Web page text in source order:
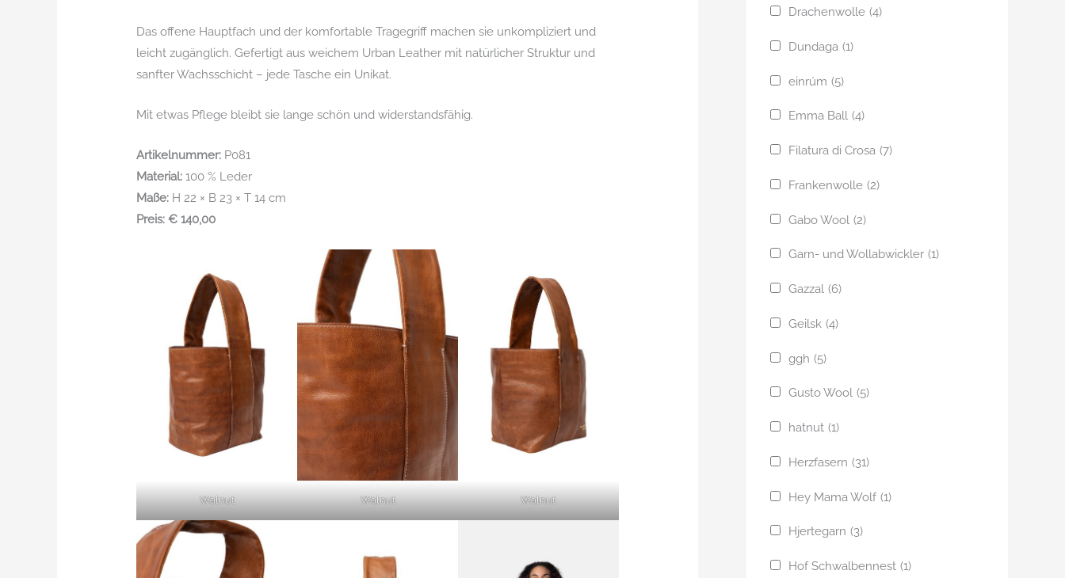
Das offene Hauptfach und der komfortable Tragegriff machen sie unkompliziert und
leicht zugänglich. Gefertigt aus weichem Urban Leather mit natürlicher Struktur und
sanfter Wachsschicht – jede Tasche ein Unikat.
Mit etwas Pflege bleibt sie lange schön und widerstandsfähig.
Artikelnummer: P081
Material: 100 % Leder
Maße: H 22 × B 23 × T 14 cm
Preis: € 140,00
Walnut Walnut Walnut
Drachenwolle (4)
Dundaga (1)
einrúm (5)
Emma Ball (4)
Filatura di Crosa (7)
Frankenwolle (2)
Gabo Wool (2)
Garn- und Wollabwickler (1)
Gazzal (6)
Geilsk (4)
ggh (5)
Gusto Wool (5)
hatnut (1)
Herzfasern (31)
Hey Mama Wolf (1)
Hjertegarn (3)
Hof Schwalbennest (1)